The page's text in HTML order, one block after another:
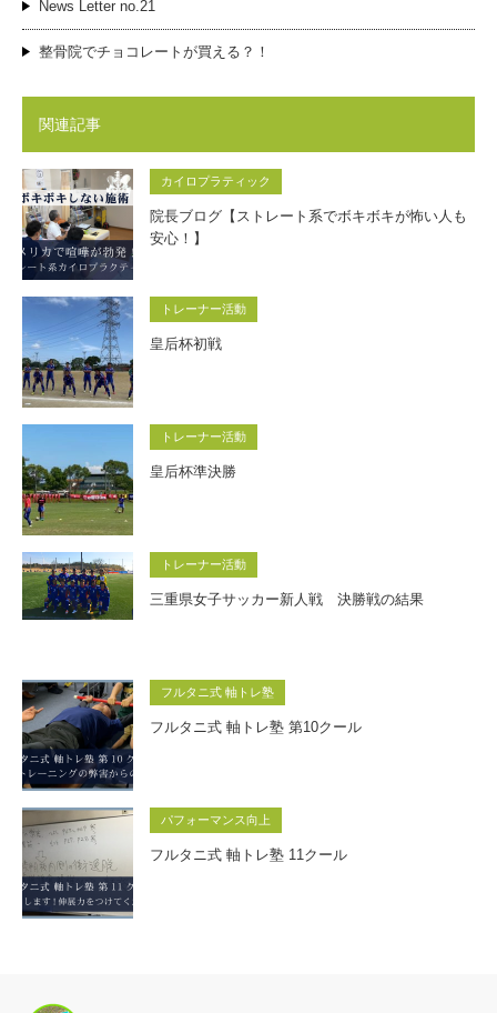
News Letter no.21
整骨院でチョコレートが買える？！
関連記事
カイロプラティック
院長ブログ【ストレート系でボキボキが怖い人も
安心！】
トレーナー活動
皇后杯初戦
トレーナー活動
皇后杯準決勝
トレーナー活動
三重県女子サッカー新人戦 決勝戦の結果
フルタニ式 軸トレ塾
フルタニ式 軸トレ塾 第10クール
パフォーマンス向上
フルタニ式 軸トレ塾 11クール